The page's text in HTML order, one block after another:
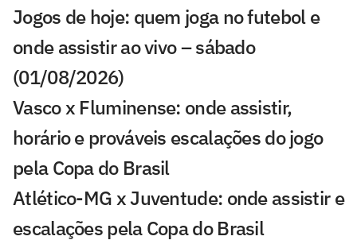
Jogos de hoje: quem joga no futebol e
onde assistir ao vivo – sábado
(01/08/2026)
Vasco x Fluminense: onde assistir,
horário e prováveis escalações do jogo
pela Copa do Brasil
Atlético-MG x Juventude: onde assistir e
escalações pela Copa do Brasil